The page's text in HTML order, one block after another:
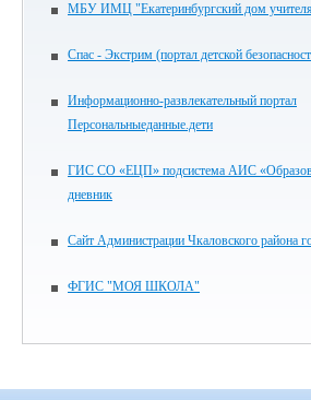
МБУ ИМЦ "Екатеринбургский дом
Спас - Экстрим (портал детской
Информационно-развлекательный портал
Персональныеданные.дети
ГИС СО «ЕЦП» подсистема АИС
дневник
Сайт Администрации Чкаловского района
ФГИС "МОЯ ШКОЛА"